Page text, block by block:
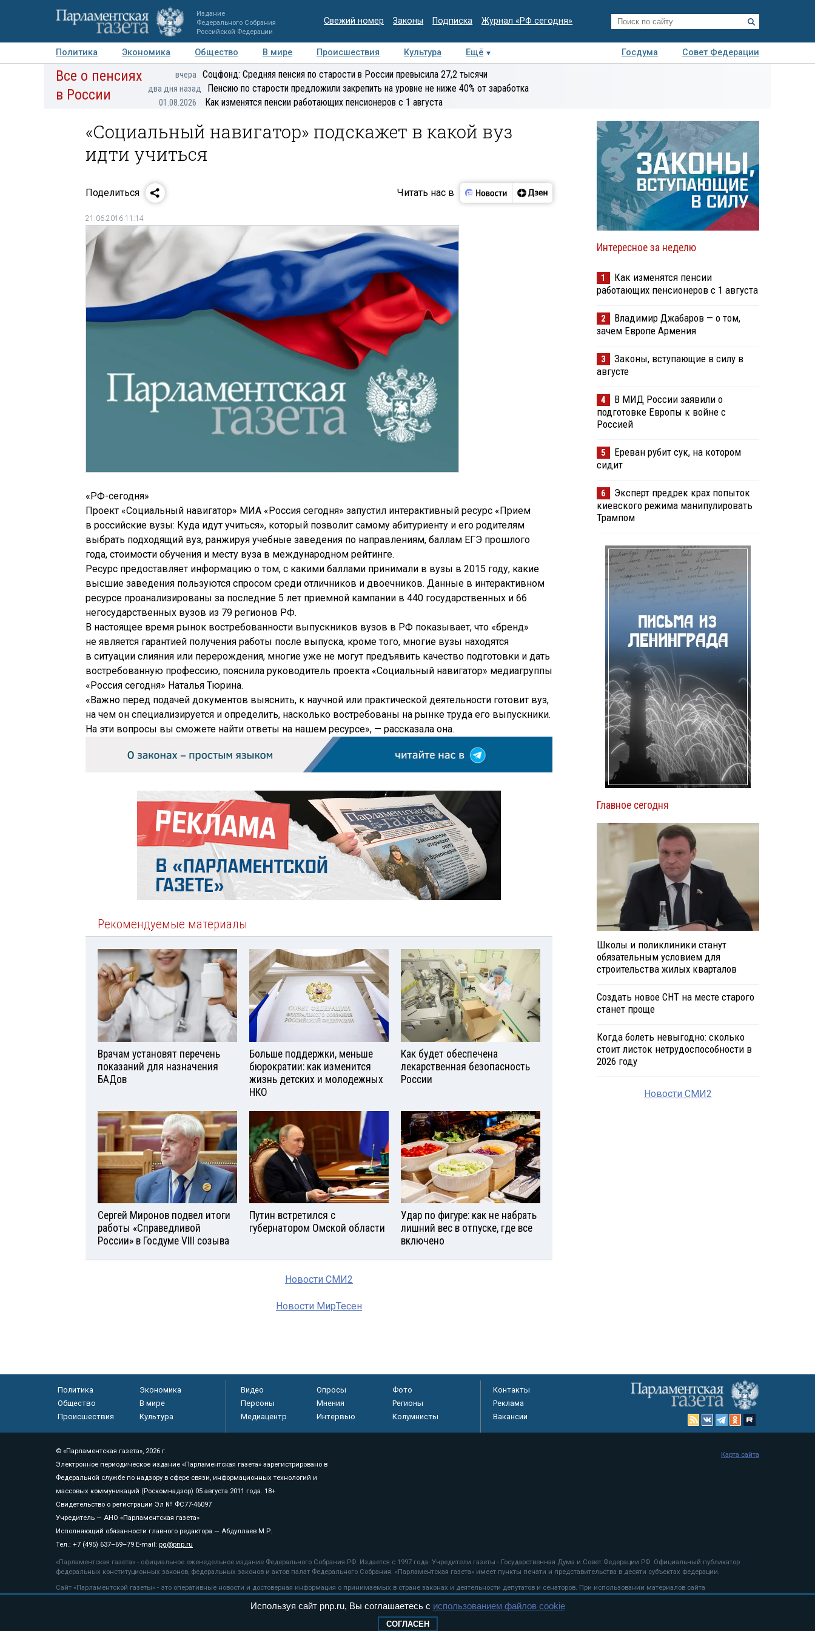
Издание
Федерального Собрания
Российской Федерации
Свежий номер Законы Подписка Журнал «РФ сегодня»
Политика Экономика Общество В мире Происшествия Культура Ещё Госдума
Совет Федерации
Авторы Персоны Мнения Регионы Медиацентр Интервью Колумнисты
экспертиза
Все о пенсиях
в России
вчера Соцфонд: Средняя пенсия по старости в России превысила 27,2 тысячи
два дня назад Пенсию по старости предложили закрепить на уровне не ниже 40% от заработка
01.08.2026 Как изменятся пенсии работающих пенсионеров с 1 августа
«Социальный навигатор» подскажет в какой вуз
идти учиться
Поделиться Читать нас в
21.06.2016 11:14
«РФ-сегодня»
Проект «Социальный навигатор» МИА «Россия сегодня» запустил интерактивный ресурс «Прием
в российские вузы: Куда идут учиться», который позволит самому абитуриенту и его родителям
выбрать подходящий вуз, ранжируя учебные заведения по направлениям, баллам ЕГЭ прошлого
года, стоимости обучения и месту вуза в международном рейтинге.
Ресурс предоставляет информацию о том, с какими баллами принимали в вузы в 2015 году, какие
высшие заведения пользуются спросом среди отличников и двоечников. Данные в интерактивном
ресурсе проанализированы за последние 5 лет приемной кампании в 440 государственных и 66
негосударственных вузов из 79 регионов РФ.
В настоящее время рынок востребованности выпускников вузов в РФ показывает, что «бренд»
не является гарантией получения работы после выпуска, кроме того, многие вузы находятся
в ситуации слияния или перерождения, многие уже не могут предъявить качество подготовки и дать
востребованную профессию, пояснила руководитель проекта «Социальный навигатор» медиагруппы
«Россия сегодня» Наталья Тюрина.
«Важно перед подачей документов выяснить, к научной или практической деятельности готовит вуз,
на чем он специализируется и определить, насколько востребованы на рынке труда его выпускники.
На эти вопросы вы сможете найти ответы на нашем ресурсе», — рассказала она.
Рекомендуемые материалы
Врачам установят перечень
показаний для назначения
БАДов
Больше поддержки, меньше
бюрократии: как изменится
жизнь детских и молодежных
НКО
Как будет обеспечена
лекарственная безопасность
России
Сергей Миронов подвел итоги
работы «Справедливой
России» в Госдуме VIII созыва
Путин встретился с
губернатором Омской области
Удар по фигуре: как не набрать
лишний вес в отпуске, где все
включено
Новости СМИ2
Новости МирТесен
Интересное за неделю
1
Как изменятся пенсии
работающих пенсионеров с 1 августа
2
Владимир Джабаров — о том,
зачем Европе Армения
3
Законы, вступающие в силу в
августе
4
В МИД России заявили о
подготовке Европы к войне с
Россией
5
Ереван рубит сук, на котором
сидит
6
Эксперт предрек крах попыток
киевского режима манипулировать
Трампом
Главное сегодня
Школы и поликлиники станут
обязательным условием для
строительства жилых кварталов
Создать новое СНТ на месте старого
станет проще
Когда болеть невыгодно: сколько
стоит листок нетрудоспособности в
2026 году
Новости СМИ2
Политика
Экономика
Общество
В мире
Происшествия
Культура
Видео Опросы
Фото
Персоны
Мнения
Регионы
Медиацентр
Интервью Колумнисты
Контакты
Реклама
Вакансии
© «Парламентская газета», 2026 г.
Электронное периодическое издание «Парламентская газета» зарегистрировано в
Федеральной службе по надзору в сфере связи, информационных технологий и
массовых коммуникаций (Роскомнадзор) 05 августа 2011 года. 18+
Свидетельство о регистрации Эл № ФС77-46097
Учредитель — АНО «Парламентская газета»
Исполняющий обязанности главного редактора — Абдуллаев М.Р.
Тел.: +7 (495) 637–69–79 E-mail: pg@pnp.ru
«Парламентская газета» - официальное еженедельное издание Федерального Собрания РФ. Издается с 1997 года. Учредители газеты - Государственная Дума и Совет Федерации РФ. Официальный публикатор
федеральных конституционных законов, федеральных законов и актов палат Федерального Собрания. «Парламентская газета» имеет пункты печати и представительства в десяти субъектах федерации.
Сайт «Парламентской газеты» - это оперативные новости и достоверная информация о принимаемых в стране законах и деятельности депутатов и сенаторов. При использовании материалов сайта
«Парламентской газеты» активная ссылка на pnp.ru обязательна.
рекомендательные технологии
Карта сайта
Используя сайт pnp.ru, Вы соглашаетесь с использованием файлов cookie
СОГЛАСЕН